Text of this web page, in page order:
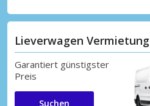
Lieverwagen Vermietung
Garantiert günstigster
Preis
Suchen